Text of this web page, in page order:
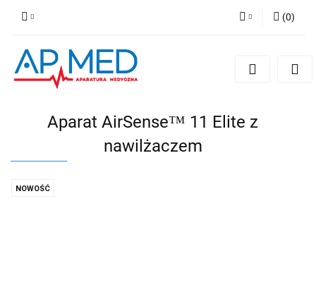
Zarejestruj się
(0)
Aparat AirSense™ 11 Elite z
nawilżaczem
NOWOŚĆ